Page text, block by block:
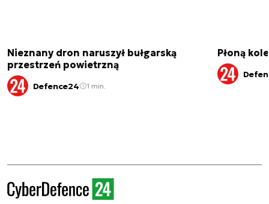
Nieznany dron naruszył bułgarską
przestrzeń powietrzną
Defence24 1 min.
Płoną